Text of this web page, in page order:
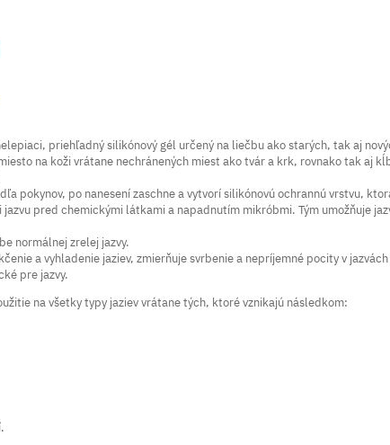
priehľadný silikónový gél určený na liečbu ako starých, tak aj
na koži vrátane nechránených miest ako tvár a krk, rovnako tak aj
pokynov, po nanesení zaschne a vytvorí silikónovú ochrannú vrstvu,
pred chemickými látkami a napadnutím mikróbmi. Tým umožňuje
normálnej zrelej jazvy.
a vyhladenie jaziev, zmierňuje svrbenie a nepríjemné pocity v
pre jazvy.
na všetky typy jaziev vrátane tých, ktoré vznikajú následkom: